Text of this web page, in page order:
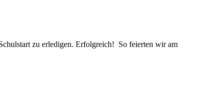
zu erledigen. Erfolgreich! So feierten wir am